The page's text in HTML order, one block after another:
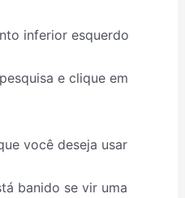
inferior esquerdo
e clique em
você deseja usar
banido se vir uma